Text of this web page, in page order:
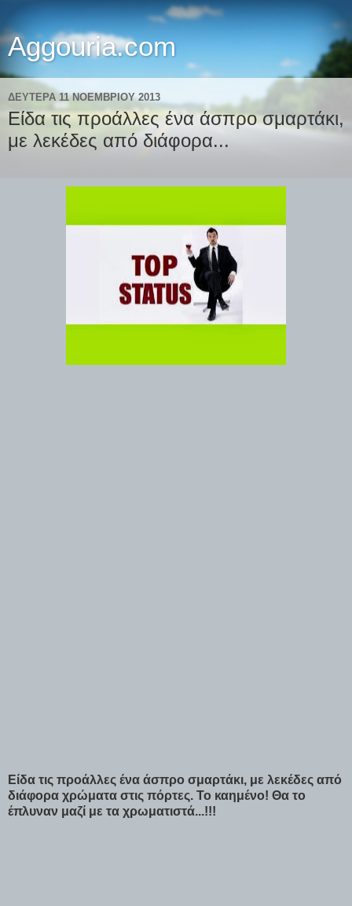
Aggouria.com
ΔΕΥΤΈΡΑ 11 ΝΟΕΜΒΡΊΟΥ 2013
Είδα τις προάλλες ένα άσπρο σμαρτάκι,
με λεκέδες από διάφορα...
Είδα τις προάλλες ένα άσπρο σμαρτάκι, με λεκέδες από
διάφορα χρώματα στις πόρτες. Το καημένο! Θα το
έπλυναν μαζί με τα χρωματιστά...!!!